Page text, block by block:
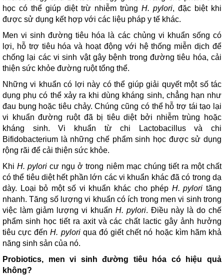
học có thể giúp diệt trừ nhiễm trùng H. pylori, đặc biệt khi
được sử dụng kết hợp với các liệu pháp y tế khác.
Men vi sinh đường tiêu hóa là các chủng vi khuẩn sống có
lợi, hỗ trợ tiêu hóa và hoạt động với hệ thống miễn dịch để
chống lại các vi sinh vật gây bệnh trong đường tiêu hóa, cải
thiện sức khỏe đường ruột tổng thể.
Những vi khuẩn có lợi này có thể giúp giải quyết một số tác
dụng phụ có thể xảy ra khi dùng kháng sinh, chẳng hạn như
đau bụng hoặc tiêu chảy. Chúng cũng có thể hỗ trợ tái tạo lại
vi khuẩn đường ruột đã bị tiêu diệt bởi nhiễm trùng hoặc
kháng sinh. Vi khuẩn từ chi Lactobacillus và chi
Bifidobacterium là những chế phẩm sinh học được sử dụng
rộng rãi để cải thiện sức khỏe.
KhiH. pylori cư ngụ ở trong niêm mạc chúng tiết ra một chất
có thể tiêu diệt hết phần lớn các vi khuẩn khác đã có trong dạ
dày. Loại bỏ một số vi khuẩn khác cho phép H. pylori tăng
nhanh. Tăng số lượng vi khuẩn có ích trong men vi sinh trong
việc làm giảm lượng vi khuẩn H. pylori. Điều này là do chế
phẩm sinh học tiết ra axit và các chất lactic gây ảnh hưởng
tiêu cực đếnH. pyloriqua đó giết chết nó hoặc kìm hãm khả
năng sinh sản của nó.
Probiotics, men vi sinh đường tiêu hóa có hiệu quả
không?